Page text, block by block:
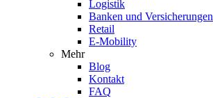
Logistik
Banken und Versicherungen
Retail
E-Mobility
Mehr
Blog
Kontakt
FAQ